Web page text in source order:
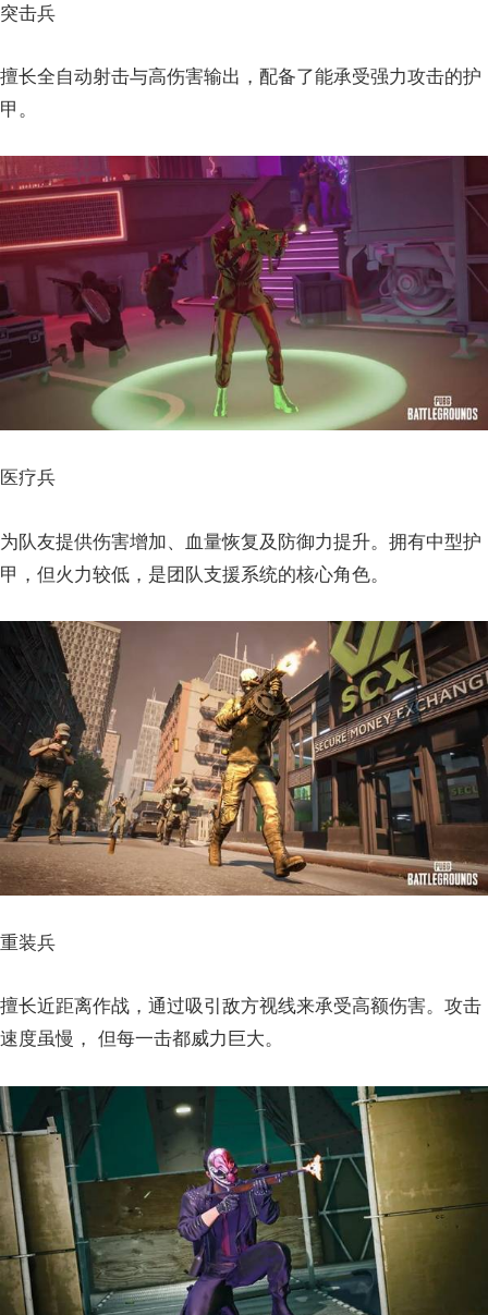
突击兵
擅长全自动射击与高伤害输出，配备了能承受强力攻击的护
甲。
医疗兵
为队友提供伤害增加、血量恢复及防御力提升。拥有中型护
甲，但火力较低，是团队支援系统的核心角色。
重装兵
擅长近距离作战，通过吸引敌方视线来承受高额伤害。攻击
速度虽慢， 但每一击都威力巨大。